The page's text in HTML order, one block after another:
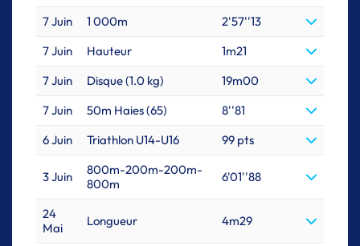
7 Juin
1 000m
2'57''13
7 Juin
Hauteur
1m21
7 Juin
Disque (1.0 kg)
19m00
7 Juin
50m Haies (65)
8''81
6 Juin
Triathlon U14-U16 99 pts
3 Juin
800m-200m-200m-
800m
6'01''88
24
Mai
Longueur 4m29